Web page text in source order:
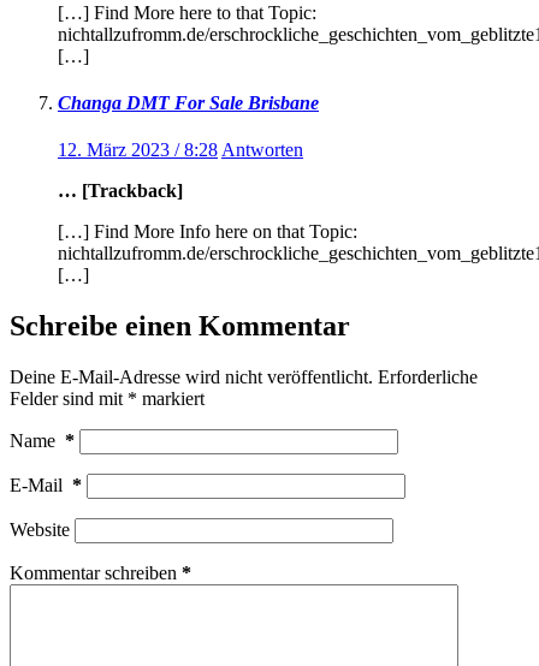
[…] Find More here to that Topic:
nichtallzufromm.de/
[…]
Changa DMT For Sale Brisbane
12. März 2023 / 8:28 Antworten
… [Trackback]
[…] Find More Info here on that Topic:
nichtallzufromm.de/
[…]
Schreibe einen Kommentar
Deine E-Mail-Adresse wird nicht veröffentlicht. Erforderliche
Felder sind mit * markiert
Name *
E-Mail *
Website
Kommentar schreiben *